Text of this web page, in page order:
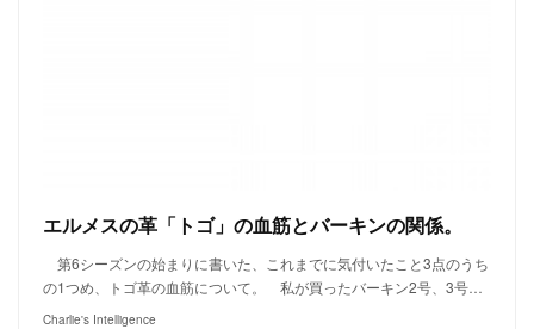
エルメスの革「トゴ」の血筋とバーキンの関係。
第6シーズンの始まりに書いた、これまでに気付いたこと3点のうち
の1つめ、トゴ革の血筋について。 私が買ったバーキン2号、3号…
Charlie's Intelligence